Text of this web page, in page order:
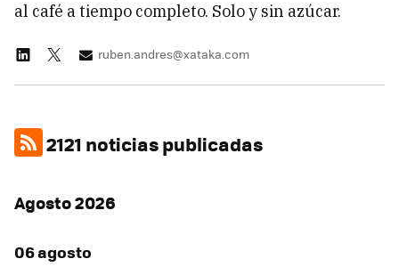
al café a tiempo completo. Solo y sin azúcar.
ruben.andres@xataka.com
2121 noticias publicadas
Agosto 2026
06 agosto